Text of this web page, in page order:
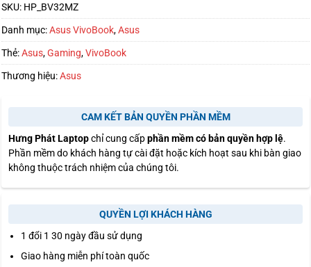
SKU: HP_BV32MZ
Danh mục:Asus VivoBook,Asus
Thẻ:Asus,Gaming,VivoBook
Thương hiệu:Asus
CAM KẾT BẢN QUYỀN PHẦN MỀM
Hưng Phát Laptopchỉ cung cấpphần mềm có bản quyền hợp lệ.
Phần mềm do khách hàng tự cài đặt hoặc kích hoạt sau khi bàn giao
không thuộc trách nhiệm của chúng tôi.
QUYỀN LỢI KHÁCH HÀNG
1 đổi 1 30 ngày đầu sử dụng
Giao hàng miễn phí toàn quốc